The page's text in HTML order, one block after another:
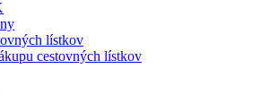
lístkov
cestovných lístkov